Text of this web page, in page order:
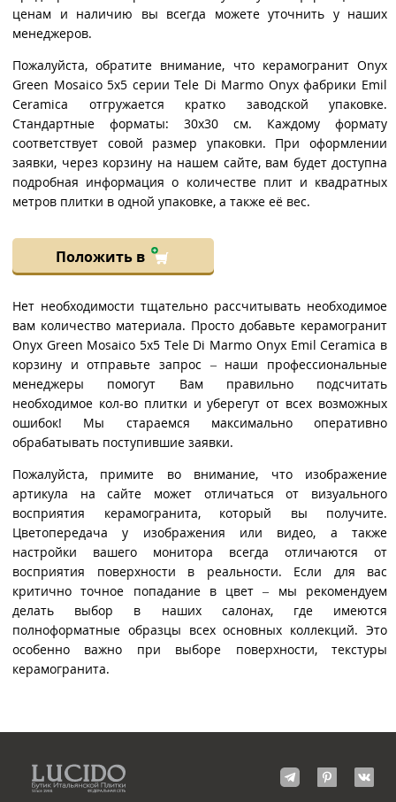
ценам и наличию вы всегда можете уточнить у наших
менеджеров.
Пожалуйста, обратите внимание, что керамогранит Onyx
Green Mosaico 5x5 серии Tele Di Marmo Onyx фабрики Emil
Ceramica отгружается кратко заводской упаковке.
Стандартные форматы: 30x30 см. Каждому формату
соответствует совой размер упаковки. При оформлении
заявки, через корзину на нашем сайте, вам будет доступна
подробная информация о количестве плит и квадратных
метров плитки в одной упаковке, а также её вес.
Положить в
Нет необходимости тщательно рассчитывать необходимое
вам количество материала. Просто добавьте керамогранит
Onyx Green Mosaico 5x5 Tele Di Marmo Onyx Emil Ceramica в
корзину и отправьте запрос – наши профессиональные
менеджеры помогут Вам правильно подсчитать
необходимое кол-во плитки и уберегут от всех возможных
ошибок! Мы стараемся максимально оперативно
обрабатывать поступившие заявки.
Пожалуйста, примите во внимание, что изображение
артикула на сайте может отличаться от визуального
восприятия керамогранита, который вы получите.
Цветопередача у изображения или видео, а также
настройки вашего монитора всегда отличаются от
восприятия поверхности в реальности. Если для вас
критично точное попадание в цвет – мы рекомендуем
делать выбор в наших салонах, где имеются
полноформатные образцы всех основных коллекций. Это
особенно важно при выборе поверхности, текстуры
керамогранита.